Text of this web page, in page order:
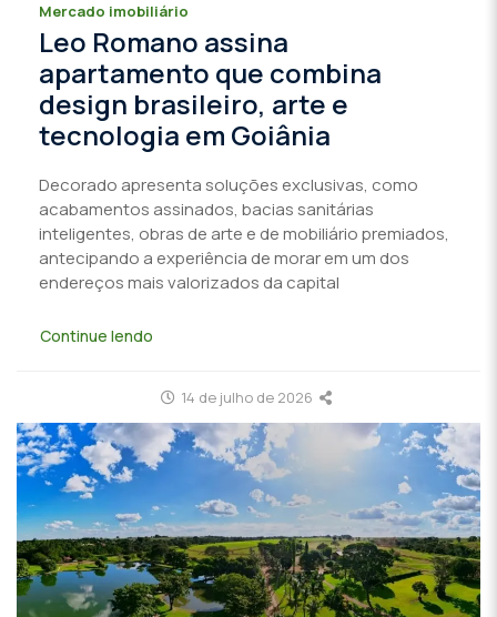
Mercado imobiliário
Leo Romano assina
apartamento que combina
design brasileiro, arte e
tecnologia em Goiânia
Decorado apresenta soluções exclusivas, como
acabamentos assinados, bacias sanitárias
inteligentes, obras de arte e de mobiliário premiados,
antecipando a experiência de morar em um dos
endereços mais valorizados da capital
Continue lendo
14 de julho de 2026